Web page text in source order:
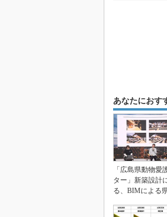
あなたにおす
「広島県動物愛
ター」新築設計
る、BIMによる
P...